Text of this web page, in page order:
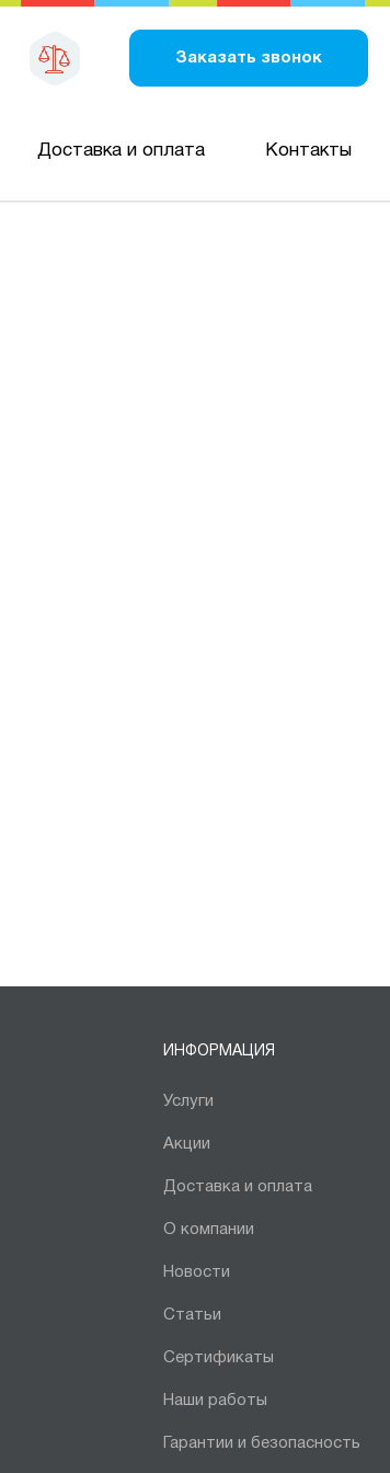
Заказать звонок
Доставка и оплата Контакты
ИНФОРМАЦИЯ
Услуги
Акции
Доставка и оплата
О компании
Новости
Статьи
Сертификаты
Наши работы
Гарантии и безопасность